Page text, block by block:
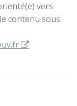
vers
contenu sous